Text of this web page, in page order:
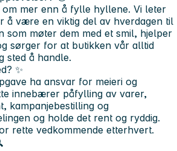
mer enn å fylle hyllene. Vi leter
å være en viktig del av hverdagen til
som møter dem med et smil, hjelper
sørger for at butikken vår alltid
sted å handle.
✨
ha ansvar for meieri og
innebærer påfylling av varer,
kampanjebestilling og
og holde det rent og ryddig.
rette vedkommende etterhvert.